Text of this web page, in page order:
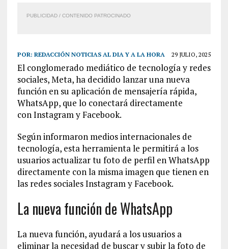
PUBLICIDAD / CONTENIDO PATROCINADO
POR: REDACCIÓN NOTICIAS AL DIA Y A LA HORA 29 JULIO, 2025
El conglomerado mediático de tecnología y redes
sociales, Meta, ha decidido lanzar una nueva
función en su aplicación de mensajería rápida,
WhatsApp, que lo conectará directamente
con Instagram y Facebook.
Según informaron medios internacionales de
tecnología, esta herramienta le permitirá a los
usuarios actualizar tu foto de perfil en WhatsApp
directamente con la misma imagen que tienen en
las redes sociales Instagram y Facebook.
La nueva función de WhatsApp
La nueva función, ayudará a los usuarios a
eliminar la necesidad de buscar y subir la foto de